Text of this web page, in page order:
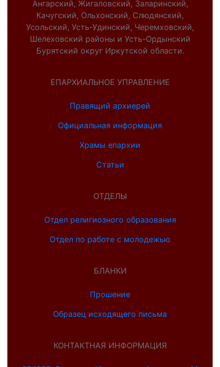
Ангарский, Жигаловский, Заларинский,
Качугский, Ольхонский, Слюдянский,
Усольский, Усть-Удинский, Черемховский,
Шелеховский районы и Усть-Ордынский
Бурятский округ Иркутской области.
ЕПАРХИАЛЬНОЕ УПРАВЛЕНИЕ
Правящий архиерей
Официальная информация
Храмы епархии
Статьи
ОТДЕЛЫ
Отдел религиозного образования
Отдел по работе с молодежью
БЛАНКИ
Прошение
Образец исходящего письма
КОНТАКТНАЯ ИНФОРМАЦИЯ